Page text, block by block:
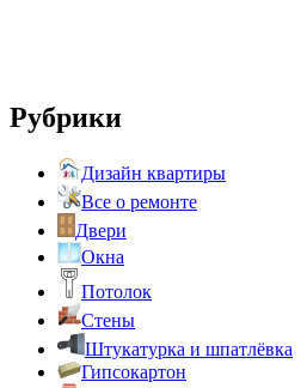
Рубрики
Дизайн квартиры
Все о ремонте
Двери
Окна
Потолок
Стены
Штукатурка и шпатлёвка
Гипсокартон